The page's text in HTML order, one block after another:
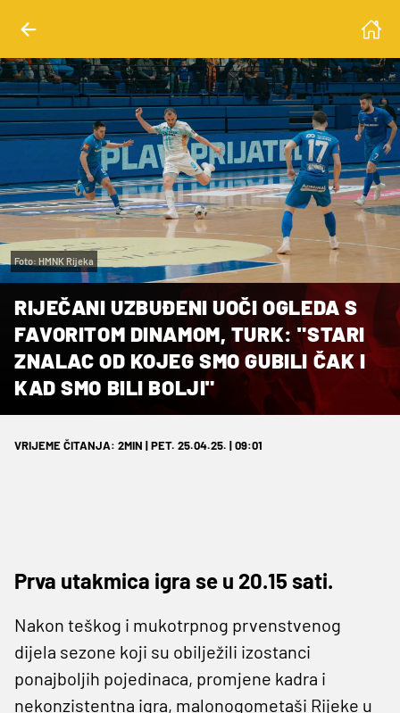
Foto: HMNK Rijeka
RIJEČANI UZBUĐENI UOČI OGLEDA S
FAVORITOM DINAMOM, TURK: "STARI
ZNALAC OD KOJEG SMO GUBILI ČAK I
KAD SMO BILI BOLJI"
VRIJEME ČITANJA: 2MIN | PET. 25.04.25. | 09:01
Prva utakmica igra se u 20.15 sati.
Nakon teškog i mukotrpnog prvenstvenog
dijela sezone koji su obilježili izostanci
ponajboljih pojedinaca, promjene kadra i
nekonzistentna igra, malonogometaši Rijeke u